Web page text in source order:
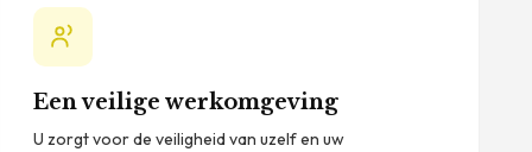
Een veilige werkomgeving
U zorgt voor de veiligheid van uzelf en uw